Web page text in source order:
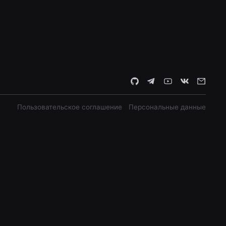
Пользовательское соглашение Персональные данные